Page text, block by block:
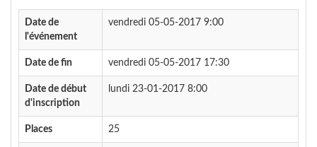
Date de
l'événement
vendredi 05-05-2017 9:00
Date de fin vendredi 05-05-2017 17:30
Date de début
d'inscription
lundi 23-01-2017 8:00
Places 25